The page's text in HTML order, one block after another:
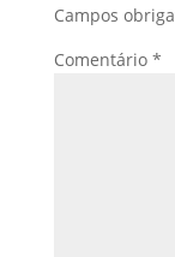
Campos
Comentário *